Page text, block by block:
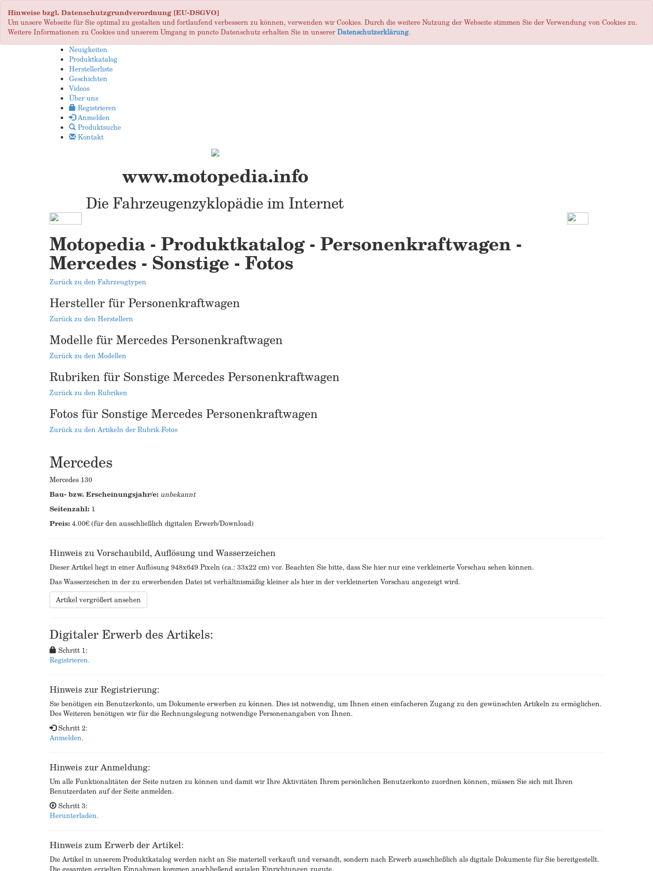
Hinweise bzgl. Datenschutzgrundverordnung [EU-DSGVO]
Um unsere Webseite für Sie optimal zu gestalten und fortlaufend verbessern zu können, verwenden wir Cookies. Durch die weitere Nutzung der Webseite stimmen Sie der Verwendung von Cookies zu.
Weitere Informationen zu Cookies und unserem Umgang in puncto Datenschutz erhalten Sie in unsererDatenschutzerklärung.
Neuigkeiten
Produktkatalog
Herstellerliste
Geschichten
Videos
Über uns
Registrieren
Anmelden
Produktsuche
Kontakt
www.motopedia.info
Die Fahrzeugenzyklopädie im Internet
Motopedia - Produktkatalog - Personenkraftwagen -
Mercedes - Sonstige - Fotos
Zurück zu den Fahrzeugtypen
Hersteller für Personenkraftwagen
Zurück zu den Herstellern
Modelle für Mercedes Personenkraftwagen
Zurück zu den Modellen
Rubriken für Sonstige Mercedes Personenkraftwagen
Zurück zu den Rubriken
Fotos für Sonstige Mercedes Personenkraftwagen
Zurück zu den Artikeln der Rubrik Fotos
Mercedes
Mercedes 130
Bau- bzw. Erscheinungsjahr/e: unbekannt
Seitenzahl: 1
Preis:4.00€ (für den ausschließlich digitalen Erwerb/Download)
Hinweis zu Vorschaubild, Auflösung und Wasserzeichen
Dieser Artikel liegt in einer Auflösung 948x649 Pixeln (ca.: 33x22 cm) vor. Beachten Sie bitte, dass Sie hier nur eine verkleinerte Vorschau sehen können.
Das Wasserzeichen in der zu erwerbenden Datei ist verhältnismäßig kleiner als hier in der verkleinerten Vorschau angezeigt wird.
Artikel vergrößert ansehen
Digitaler Erwerb des Artikels:
Schritt 1:
Registrieren.
Hinweis zur Registrierung:
Sie benötigen ein Benutzerkonto, um Dokumente erwerben zu können. Dies ist notwendig, um Ihnen einen einfacheren Zugang zu den gewünschten Artikeln zu ermöglichen.
Des Weiteren benötigen wir für die Rechnungslegung notwendige Personenangaben von Ihnen.
Schritt 2:
Anmelden.
Hinweis zur Anmeldung:
Um alle Funktionalitäten der Seite nutzen zu können und damit wir Ihre Aktivitäten Ihrem persönlichen Benutzerkonto zuordnen können, müssen Sie sich mit Ihren
Benutzerdaten auf der Seite anmelden.
Schritt 3:
Herunterladen.
Hinweis zum Erwerb der Artikel:
Die Artikel in unserem Produktkatalog werden nicht an Sie materiell verkauft und versandt, sondern nach Erwerb ausschließlich als digitale Dokumente für Sie bereitgestellt.
Die gesamten erzielten Einnahmen kommen anschließend sozialen Einrichtungen zugute.